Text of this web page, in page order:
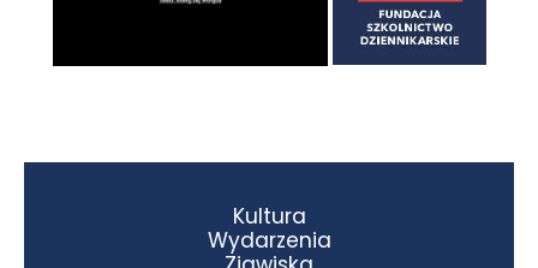
Kultura
Wydarzenia